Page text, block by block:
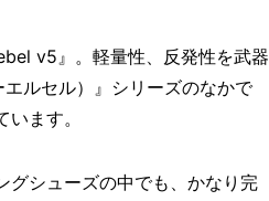
v5』。軽量性、反発性を武器
ルセル）』シリーズのなかで
ます。
グシューズの中でも、かなり完